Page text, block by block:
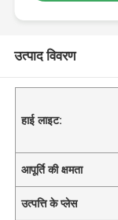
उत्पाद विवरण
हाई लाइट:
आपूर्ति की क्षमता
उत्पत्ति के प्लेस